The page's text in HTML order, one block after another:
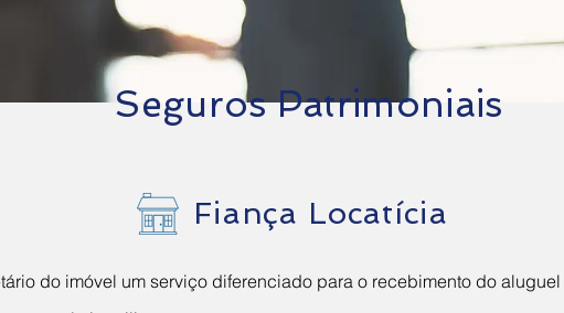
Fiança Locatícia
do imóvel um serviço diferenciado para o recebimento do
Seguros Patrimoniais